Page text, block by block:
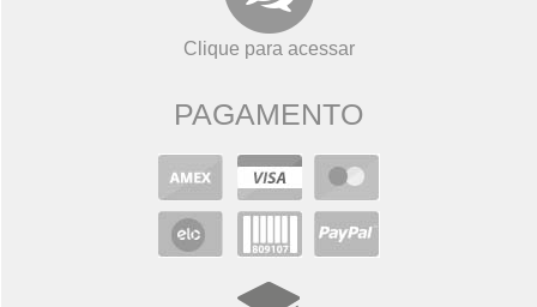
Clique para acessar
PAGAMENTO